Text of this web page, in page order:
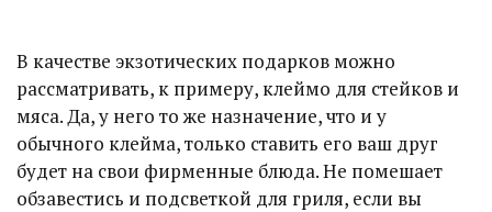
В качестве экзотических подарков можно
рассматривать, к примеру, клеймо для стейков и
мяса. Да, у него то же назначение, что и у
обычного клейма, только ставить его ваш друг
будет на свои фирменные блюда. Не помешает
обзавестись и подсветкой для гриля, если вы